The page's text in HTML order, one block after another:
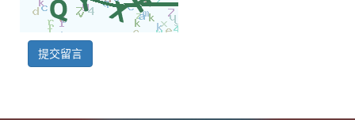
提交留言